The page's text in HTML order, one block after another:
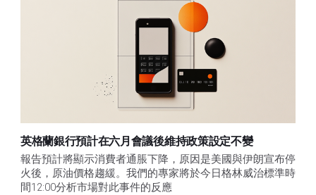
英格蘭銀行預計在六月會議後維持政策設定不變
報告預計將顯示消費者通脹下降，原因是美國與伊朗宣布停
火後，原油價格趨緩。我們的專家將於今日格林威治標準時
間12:00分析市場對此事件的反應